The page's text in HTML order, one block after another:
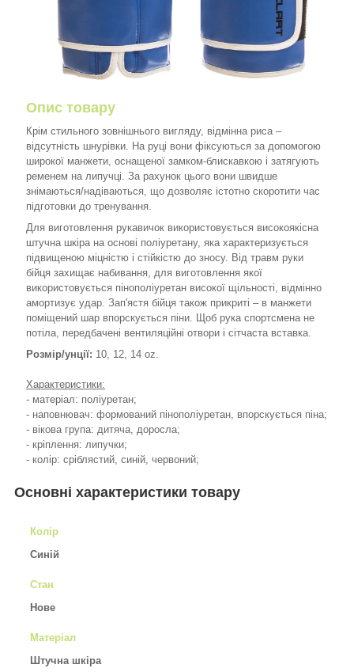
Опис товару
Крім стильного зовнішнього вигляду, відмінна риса –
відсутність шнурівки. На руці вони фіксуються за допомогою
широкої манжети, оснащеної замком-блискавкою і затягують
ременем на липучці. За рахунок цього вони швидше
знімаються/надіваються, що дозволяє істотно скоротити час
підготовки до тренування.
Для виготовлення рукавичок використовується високоякісна
штучна шкіра на основі поліуретану, яка характеризується
підвищеною міцністю і стійкістю до зносу. Від травм руки
бійця захищає набивання, для виготовлення якої
використовується пінополіуретан високої щільності, відмінно
амортизує удар. Зап'ястя бійця також прикриті – в манжети
поміщений шар впорскується піни. Щоб рука спортсмена не
потіла, передбачені вентиляційні отвори і сітчаста вставка.
Розмір/унції: 10, 12, 14 oz.
Характеристики:
- матеріал: поліуретан;
- наповнювач: формований пінополіуретан, впорскується піна;
- вікова група: дитяча, доросла;
- кріплення: липучки;
- колір: сріблястий, синій, червоний;
Основні характеристики товару
Колір
Синій
Стан
Нове
Матеріал
Штучна шкіра